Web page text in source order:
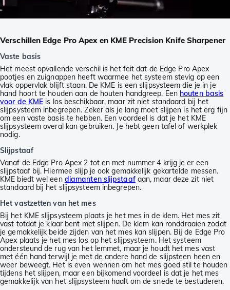
Verschillen Edge Pro Apex en KME Precision Knife Sharpener
Vaste basis
Het meest opvallende verschil is het feit dat de Edge Pro Apex
pootjes en zuignappen heeft waarmee het systeem stevig op een
vlak oppervlak blijft staan. De KME is een slijpsysteem die je in je
hand hoort te houden aan de houten handgreep. Een houten basis
voor de KME is los beschikbaar, maar zit niet standaard bij het
slijpsysteem inbegrepen. Zeker als je lang moet slijpen is het erg fijn
om een vaste basis te hebben. Een voordeel is dat je het KME
slijpsysteem overal kan gebruiken. Je hebt geen tafel of werkplek
nodig.
Slijpstaaf
Vanaf de Edge Pro Apex 2 tot en met nummer 4 krijg je er een
slijpstaaf bij. Hiermee slijp je ook gemakkelijk gekartelde messen.
KME biedt wel een diamanten slijpstaafaan, maar deze zit niet
standaard bij het slijpsysteem inbegrepen.
Het vastzetten van het mes
Bij het KME slijpsysteem plaats je het mes in de klem. Het mes zit
vast totdat je klaar bent met slijpen. De klem kan ronddraaien zodat
je gemakkelijk beide zijden van het mes kan slijpen. Bij de Edge Pro
Apex plaats je het mes los op het slijpsysteem. Het systeem
ondersteund de rug van het lemmet, maar je houdt het mes vast
met één hand terwijl je met de andere hand de slijpsteen heen en
weer beweegt. Het is even wennen om het mes goed stil te houden
tijdens het slijpen, maar een bijkomend voordeel is dat je het mes
gemakkelijk van het slijpsysteem haalt om de snede te bestuderen.